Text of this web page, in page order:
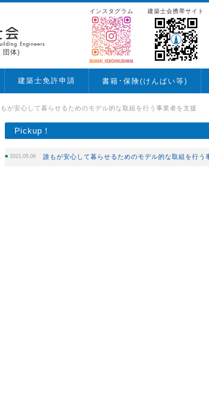
団体)
建築士会携帯サイト
インスタグラム
建築士免許申請 書籍･保険(けんばい等)
が安心して暮らせるためのモデル的な取組を行う事業者を支援
Pickup！
2021.05.06 誰もが安心して暮らせるためのモデル的な取組を行う